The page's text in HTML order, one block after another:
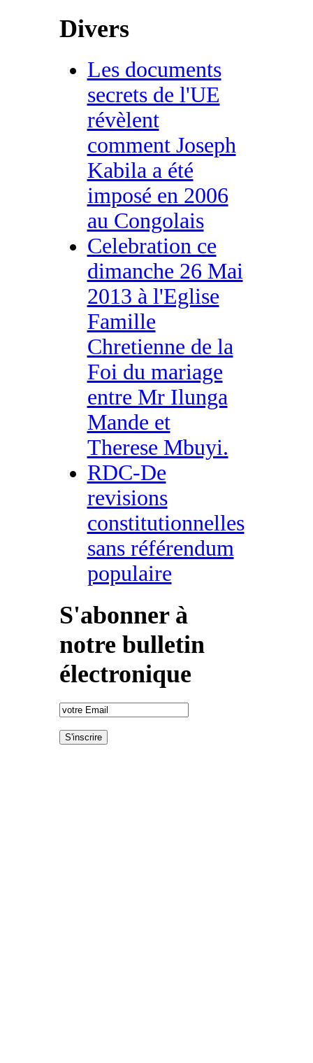
Divers
Les documents
secrets de l'UE
révèlent
comment Joseph
Kabila a été
imposé en 2006
au Congolais
Celebration ce
dimanche 26 Mai
2013 à l'Eglise
Famille
Chretienne de la
Foi du mariage
entre Mr Ilunga
Mande et
Therese Mbuyi.
RDC-De
revisions
constitutionnelles
sans référendum
populaire
S'abonner à
notre bulletin
électronique